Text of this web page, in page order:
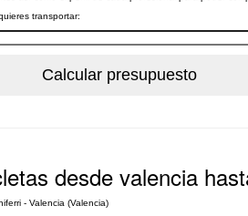
transportar:
desde valencia
- Valencia (Valencia)